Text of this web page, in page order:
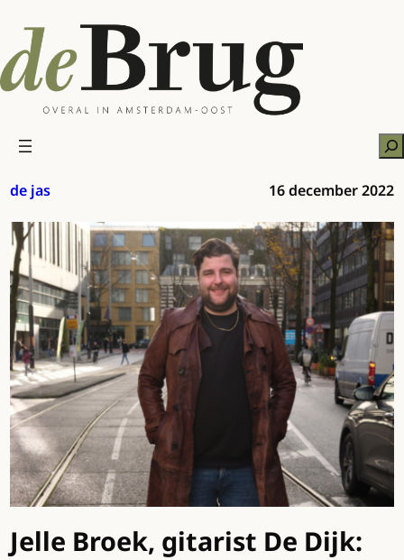
naar
de
inhoud
de jas 16 december 2022
Jelle Broek, gitarist De Dijk: